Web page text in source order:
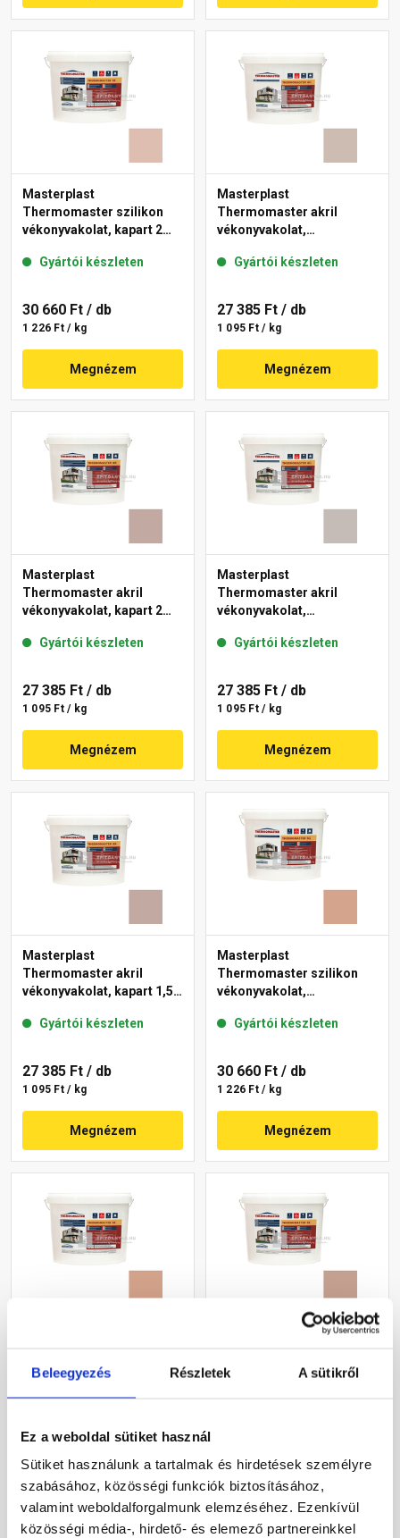
Beleegyezés Részletek A sütikről
Ez a weboldal sütiket használ
Sütiket használunk a tartalmak és hirdetések személyre
szabásához, közösségi funkciók biztosításához,
valamint weboldalforgalmunk elemzéséhez. Ezenkívül
közösségi média-, hirdető- és elemező partnereinkkel
Masterplast
Thermomaster szilikon
vékonyvakolat, kapart 2
Gyártói készleten
30 660 Ft / db
1 226 Ft / kg
Megnézem
Masterplast
Thermomaster akril
vékonyvakolat,
44-D 25 kg
Gyártói készleten
27 385 Ft / db
1 095 Ft / kg
Megnézem
Masterplast
Thermomaster akril
vékonyvakolat, kapart 2
Gyártói készleten
27 385 Ft / db
1 095 Ft / kg
Megnézem
Masterplast
Thermomaster akril
vékonyvakolat,
49-D 25 kg
Gyártói készleten
27 385 Ft / db
1 095 Ft / kg
Megnézem
Masterplast
Thermomaster akril
vékonyvakolat, kapart 1,5
Gyártói készleten
27 385 Ft / db
1 095 Ft / kg
Megnézem
Masterplast
Thermomaster szilikon
vékonyvakolat,
12-C 25 kg
Gyártói készleten
30 660 Ft / db
1 226 Ft / kg
Megnézem
vékonyvakolat, kapart 2
1 226 Ft / kg
Megnézem
vékonyvakolat, kapart 2
1 226 Ft / kg
Megnézem